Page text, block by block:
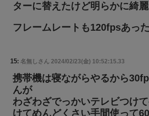
ターに替えたけど明らかに綺麗
フレームレートも120fpsあっ
15: 名無しさん 2024/02/23(金) 10:52:15.33
携帯機は寝ながらやるから
んが
わざわざでっかいテレビつけ
けてめんどくさい手間使って